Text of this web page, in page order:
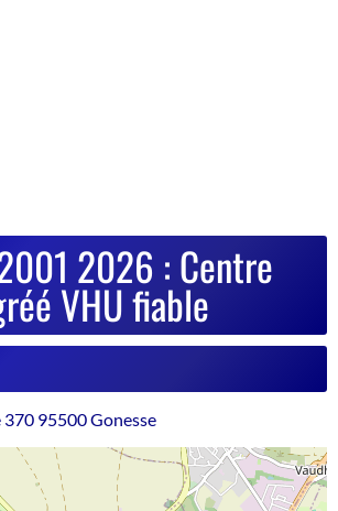
2026 : Centre
VHU fiable
95500 Gonesse